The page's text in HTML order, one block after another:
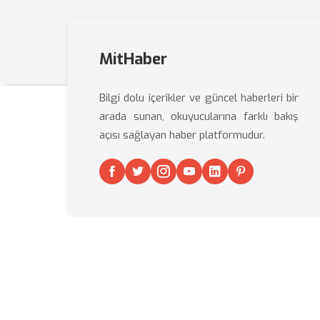
MitHaber
Bilgi dolu içerikler ve güncel haberleri bir
arada sunan, okuyucularına farklı bakış
açısı sağlayan haber platformudur.